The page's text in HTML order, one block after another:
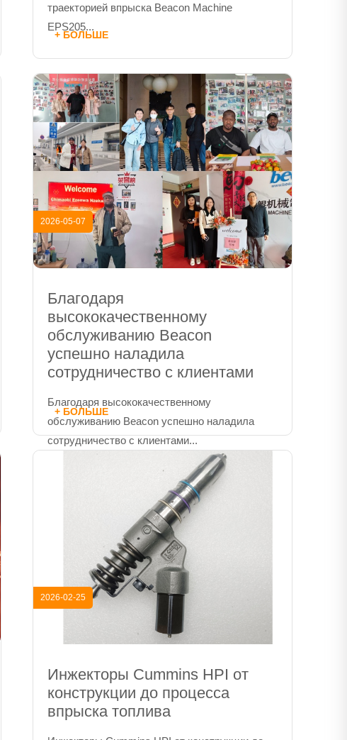
траекторией впрыска Beacon Machine
EPS205...
+ БОЛЬШЕ
2026-05-07
Благодаря
высококачественному
обслуживанию Beacon
успешно наладила
сотрудничество с клиентами
Благодаря высококачественному
обслуживанию Beacon успешно наладила
сотрудничество с клиентами...
+ БОЛЬШЕ
2026-02-25
Инжекторы Cummins HPI от
конструкции до процесса
впрыска топлива